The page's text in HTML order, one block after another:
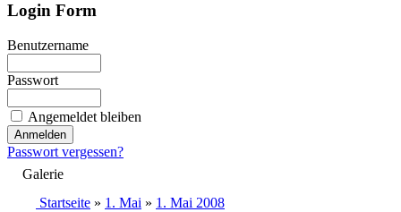
Login Form
Benutzername
Passwort
Angemeldet bleiben
Passwort vergessen?
Galerie
Startseite » 1. Mai » 1. Mai 2008